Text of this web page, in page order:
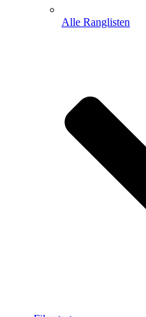
Alle Ranglisten